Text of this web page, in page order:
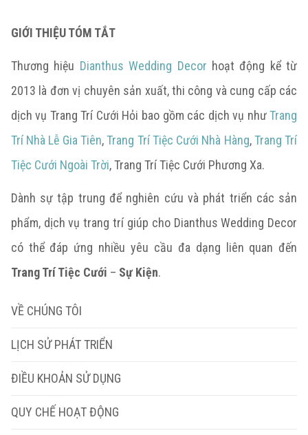
GIỚI THIỆU TÓM TẮT
Thương hiệu Dianthus Wedding Decor hoạt động kể từ
2013 là đơn vị chuyên sản xuất, thi công và cung cấp các
dịch vụ Trang Trí Cưới Hỏi bao gồm các dịch vụ nhưTrang
Trí Nhà Lễ Gia Tiên,Trang Trí Tiệc Cưới Nhà Hàng,Trang Trí
Tiệc Cưới Ngoài Trời, Trang Trí Tiệc Cưới Phương Xa.
Dành sự tập trung để nghiên cứu và phát triển các sản
phẩm, dịch vụ trang trí giúp cho Dianthus Wedding Decor
có thể đáp ứng nhiều yêu cầu đa dạng liên quan đến
Trang Trí Tiệc Cưới – Sự Kiện.
VỀ CHÚNG TÔI
LỊCH SỬ PHÁT TRIỂN
ĐIỀU KHOẢN SỬ DỤNG
QUY CHẾ HOẠT ĐỘNG